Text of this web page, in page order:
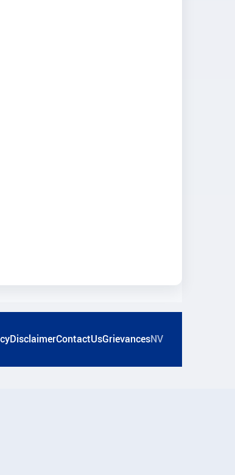
DisclaimerContactUsGrievancesNV